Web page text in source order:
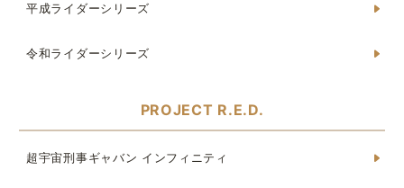
平成ライダーシリーズ
令和ライダーシリーズ
PROJECT R.E.D.
超宇宙刑事ギャバン インフィニティ